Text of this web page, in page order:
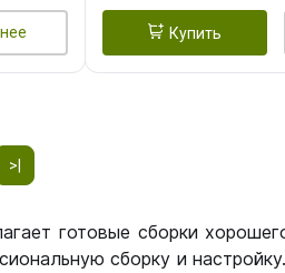
Купить
>|
готовые сборки
сборку и